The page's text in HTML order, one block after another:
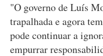
"O governo de Luís
trapalhada e agora
pode continuar a
empurrar